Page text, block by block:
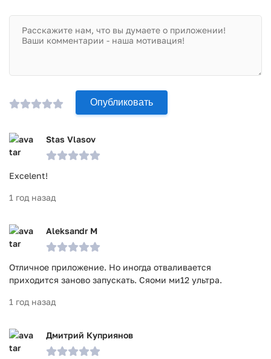
Опубликовать
Stas Vlasov
Excelent!
1 год назад
Aleksandr M
Отличное приложение. Но иногда отваливается
приходится заново запускать. Сяоми ми12 ультра.
1 год назад
Дмитрий Куприянов